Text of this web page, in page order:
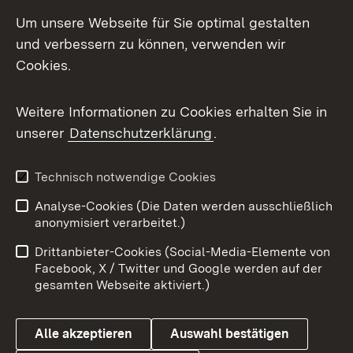
Facebook
X / Twitter
Youtube
Impressum
Kontakt
Barrierefreiheit
Datenschutz
Cookies
Um unsere Webseite für Sie optimal gestalten
und verbessern zu können, verwenden wir
Cookies.
Weitere Informationen zu Cookies erhalten Sie in
unserer Datenschutzerklärung.
Technisch notwendige Cookies
Analyse-Cookies (Die Daten werden ausschließlich
anonymisiert verarbeitet.)
Drittanbieter-Cookies (Social-Media-Elemente von
Facebook, X / Twitter und Google werden auf der
gesamten Webseite aktiviert.)
Alle akzeptieren Auswahl bestätigen